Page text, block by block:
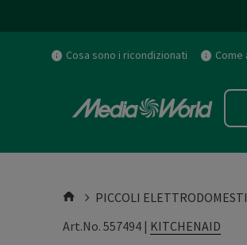
Cosa sono i ricondizionati Come
PICCOLI
Art.No. 557494 | KITCHENAID